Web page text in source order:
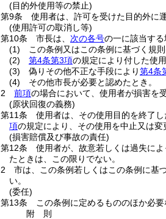
(目的外使用等の禁止)
第9条
使用者は、許可を受けた目的外に
(使用許可の取消し等)
第10条
市長は、 次の各号の一に該当す
(1)
この条例又はこの条例に基づく規則
(2)
第4条第3項の規定により付した使
(3)
偽りその他不正な手段により第4条
(4)
その他市長が必要と認めたとき。
2
前項の場合において、使用者が損害を
(原状回復の義務)
第11条
使用者は、その使用目的を終了
項の規定により、その使用を中止又は変
(損害賠償及び事故の責任)
第12条
使用者が、故意若しくは過失に
たときは、この限りでない。
2
市は、この条例若しくはこの条例に基
い。
(委任)
第13条
この条例に定めるもののほか必
附 則